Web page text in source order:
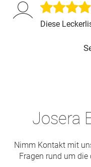
Diese
Josera
Nimm Kontakt mit
Fragen rund um die